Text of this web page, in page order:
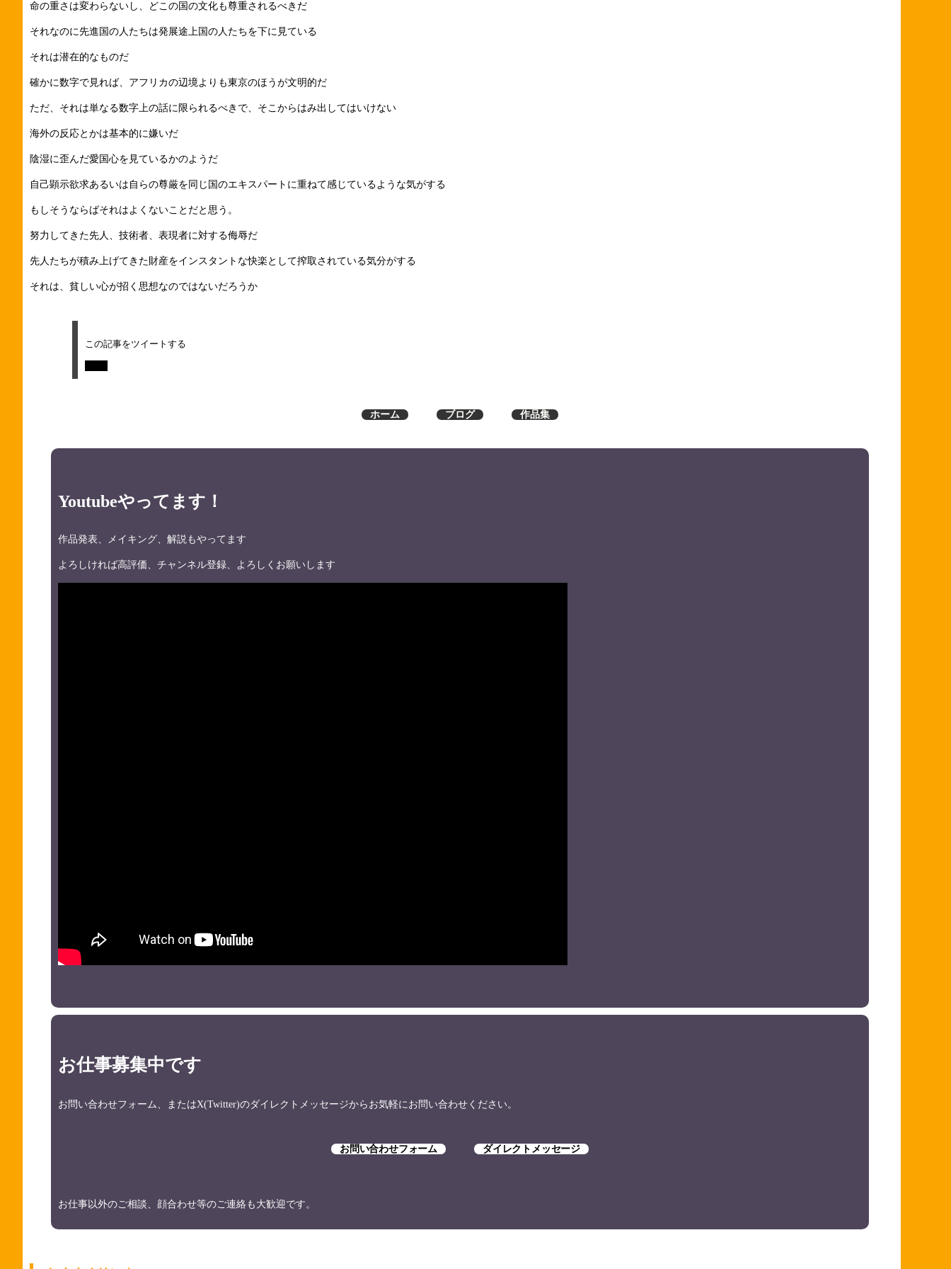
命の重さは変わらないし、どこの国の文化も尊重されるべきだ
それなのに先進国の人たちは発展途上国の人たちを下に見ている
それは潜在的なものだ
確かに数字で見れば、アフリカの辺境よりも東京のほうが文明的だ
ただ、それは単なる数字上の話に限られるべきで、そこからはみ出してはいけない
海外の反応とかは基本的に嫌いだ
陰湿に歪んだ愛国心を見ているかのようだ
自己顕示欲求あるいは自らの尊厳を同じ国のエキスパートに重ねて感じているような気がする
もしそうならばそれはよくないことだと思う。
努力してきた先人、技術者、表現者に対する侮辱だ
先人たちが積み上げてきた財産をインスタントな快楽として搾取されている気分がする
それは、貧しい心が招く思想なのではないだろうか
この記事をツイートする
ホーム ブログ 作品集
Youtubeやってます！
作品発表、メイキング、解説もやってます
よろしければ高評価、チャンネル登録、よろしくお願いします
お仕事募集中です
お問い合わせフォーム、またはX(Twitter)のダイレクトメッセージからお気軽にお問い合わせください。
お問い合わせフォーム ダイレクトメッセージ
お仕事以外のご相談、顔合わせ等のご連絡も大歓迎です。